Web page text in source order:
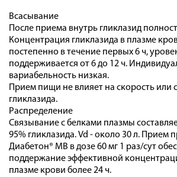
Всасывание
После приема внутрь гликлазид
Концентрация гликлазида в плазме
постепенно в течение первых 6 ч,
поддерживается от 6 до 12 ч.
вариабельность низкая.
Прием пищи не влияет на скорость или
гликлазида.
Распределение
Связывание с белками плазмы
95% гликлазида. Vd - около 30 л. Прием
Диабетон® MB в дозе 60 мг 1 раз/сут
поддержание эффективной
плазме крови более 24 ч.